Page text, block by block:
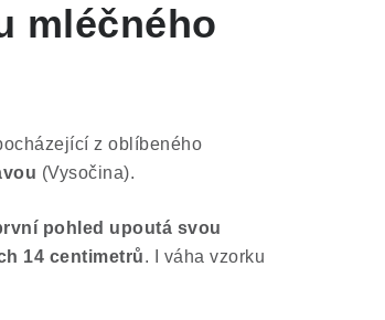
mléčného
z oblíbeného
(Vysočina).
pohled upoutá svou
14 centimetrů. I váha vzorku